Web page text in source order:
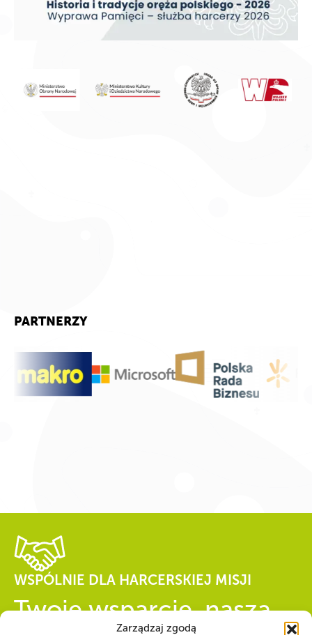
Zarządzaj zgodą
PARTNERZY
WSPÓLNIE DLA HARCERSKIEJ MISJI
Twoje wsparcie, nasza